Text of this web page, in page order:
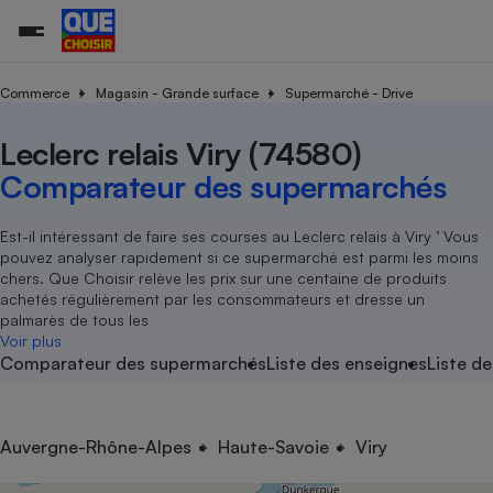
Commerce Magasin - Grande surface Supermarché - Drive
Leclerc relais Viry (74580)
Comparateur des supermarchés
Est-il intéressant de faire ses courses au Leclerc relais à Viry ’ Vous
pouvez analyser rapidement si ce supermarché est parmi les moins
chers. Que Choisir relève les prix sur une centaine de produits
achetés régulièrement par les consommateurs et dresse un
palmarès de tous les
Voir plus
Comparateur des supermarchésListe des enseignesListe
Auvergne-Rhône-Alpes Haute-Savoie Viry
Nutrition
Assurance auto
Magasin - Grande surface
Méthode de vente -
Organismes de défense
Système judiciairegratuit
Déchet
Achat - Vente - Travaux
Location
Sport
électrique
Démarche administrative
Senior
Service marchand
Train
Transport aérien
Toutes les actualités
Enquêtes
Guides d'achat
Conseils
Brèves
Tous les services
Soumettre un litige
Lettres types
Rencontrer une association locale
Tous nos combats
Nos actions
Nos grandes victoires
Les billets de la présidente
Nos associations locales
Nous rejoindre
En savoir plus sur Que Choisir Ensemble
?
L’association
Nos missions
Notre méthodologie
Notre financement
Nos partenaires
Nous rejoindre